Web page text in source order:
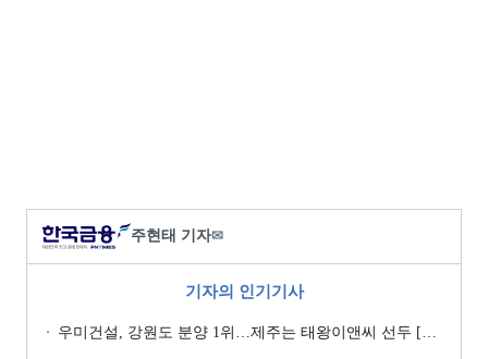
주현태 기자✉
기자의 인기기사
우미건설, 강원도 분양 1위…제주는 태왕이앤씨 선두 [이 지역 분양왕-강원·제주]